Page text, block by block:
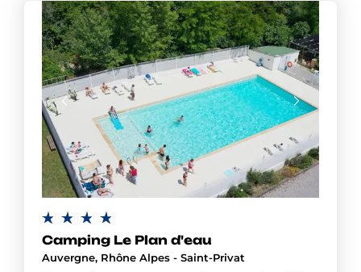
Camping Le Plan d'eau
Auvergne, Rhône Alpes - Saint-Privat